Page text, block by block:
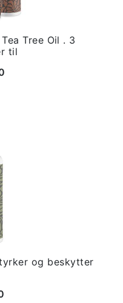
Tree Oil . 3
til
og beskytter